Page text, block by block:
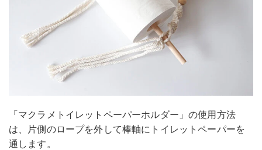
「マクラメトイレットペーパーホルダー」の使用方法
は、片側のロープを外して棒軸にトイレットペーパーを
通します。